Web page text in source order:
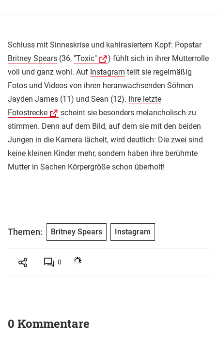
Schluss mit Sinneskrise und kahlrasiertem Kopf: Popstar
Britney Spears (36, "Toxic"
) fühlt sich in ihrer Mutterrolle
voll und ganz wohl. Auf Instagram teilt sie regelmäßig
Fotos und Videos von ihren heranwachsenden Söhnen
Jayden James (11) und Sean (12). Ihre letzte
Fotostrecke
scheint sie besonders melancholisch zu
stimmen. Denn auf dem Bild, auf dem sie mit den beiden
Jungen in die Kamera lächelt, wird deutlich: Die zwei sind
keine kleinen Kinder mehr, sondern haben ihre berühmte
Mutter in Sachen Körpergröße schon überholt!
Themen: Britney Spears Instagram
0
0 Kommentare